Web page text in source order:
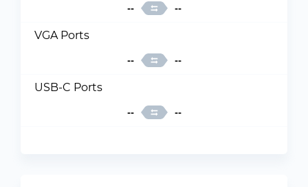
-- --
VGA Ports
-- --
USB-C Ports
-- --